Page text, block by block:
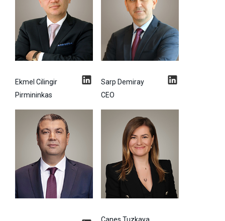
Ekmel Cilingir
Pirmininkas
Sarp Demiray
CEO
Canes Tuzkaya